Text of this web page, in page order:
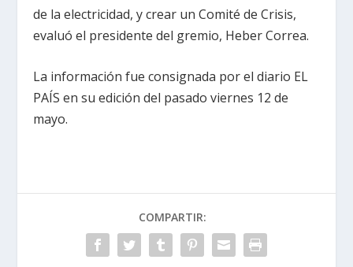
de la electricidad, y crear un Comité de Crisis,
evaluó el presidente del gremio, Heber Correa.
La información fue consignada por el diario EL
PAÍS en su edición del pasado viernes 12 de
mayo.
COMPARTIR: